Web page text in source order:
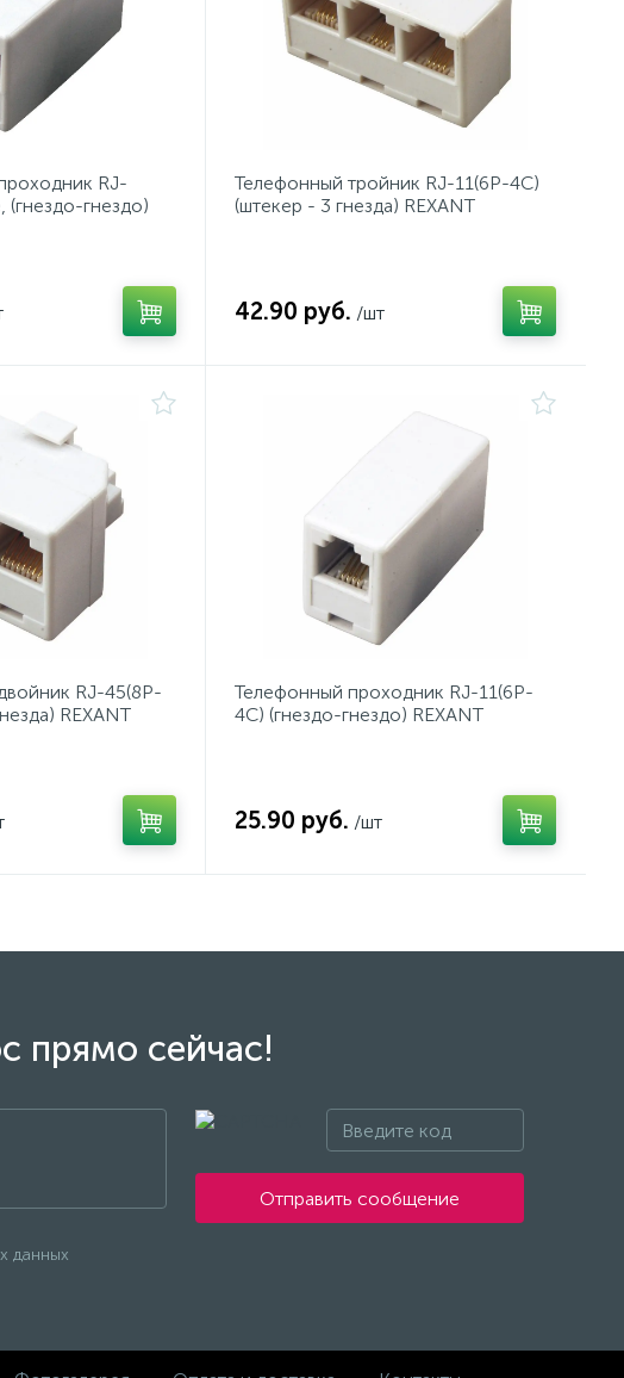
RJ-
гнездо)
Телефонный тройник RJ-11(6P-4C)
(штекер - 3 гнезда) REXANT
42.90 руб. /шт
RJ-45(8P-
REXANT
Телефонный проходник RJ-11(6P-
4C) (гнездо-гнездо) REXANT
25.90 руб. /шт
прямо сейчас!
Отправить сообщение
данных